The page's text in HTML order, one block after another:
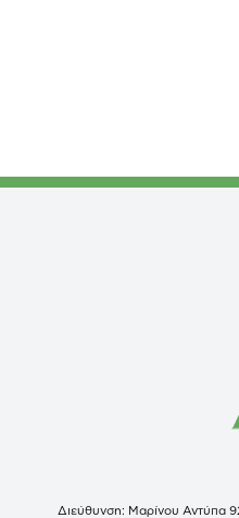
Διεύθυνση: Μαρίνου Αντύπα